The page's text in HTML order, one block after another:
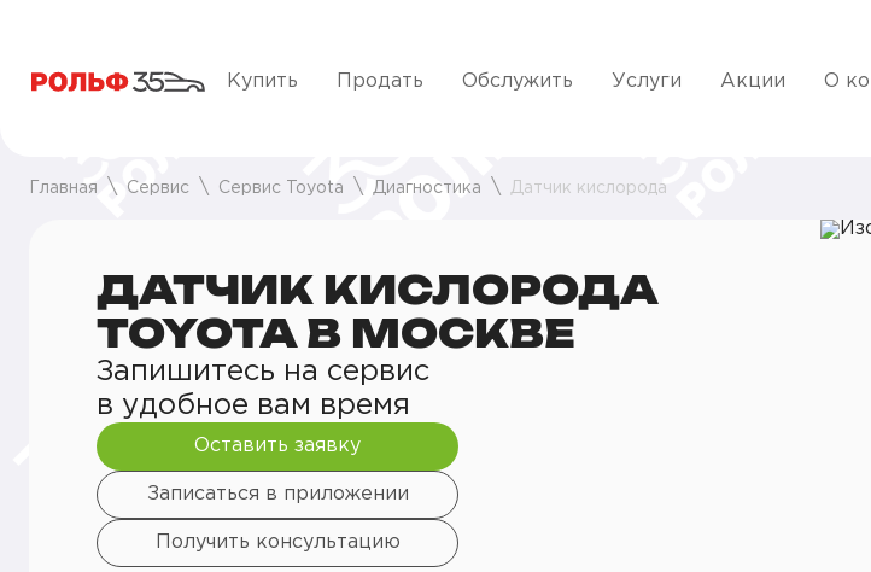
Купить Продать Обслужить Услуги Акции О
Главная Сервис Сервис Toyota Диагностика Датчик кислорода
ДАТЧИК КИСЛОРОДА
TOYOTA В МОСКВЕ
Запишитесь на сервис
в удобное вам время
Оставить заявку
Записаться в приложении
Получить консультацию